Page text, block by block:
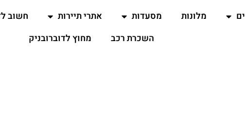
מלונות מסעדות אתרי תיירות חשוב
השכרת רכב
מחוץ לדוברובניק